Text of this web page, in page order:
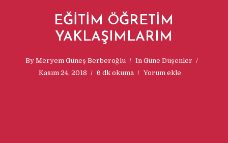
EĞITIM ÖĞRETIM
YAKLAŞIMLARIM
ByMeryem Güneş Berberoğlu InGüne Düşenler
Kasım 24, 2018
6 dk okuma Yorum ekle